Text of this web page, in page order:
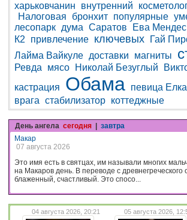
харьковчанин внутренний
Налоговая
бронхит популярные
лесопарк дума Саратов Ева Мендес
К2
привлечение ключевых Гай
Лайма Вайкуле доставки магниты
Ревда мясо Николай Безуглый
кастрация
Обама певица Елка
врага стабилизатор коттеджные
День ангела сегодня
завтра
Макар
07 августа 2026
Это имя есть в святцах, им называли многих
на Макаров день. В переводе с древнегреческого
блаженный, счастливый. Это спосо...
04 августа 2026, 20:21 05 августа 2026,